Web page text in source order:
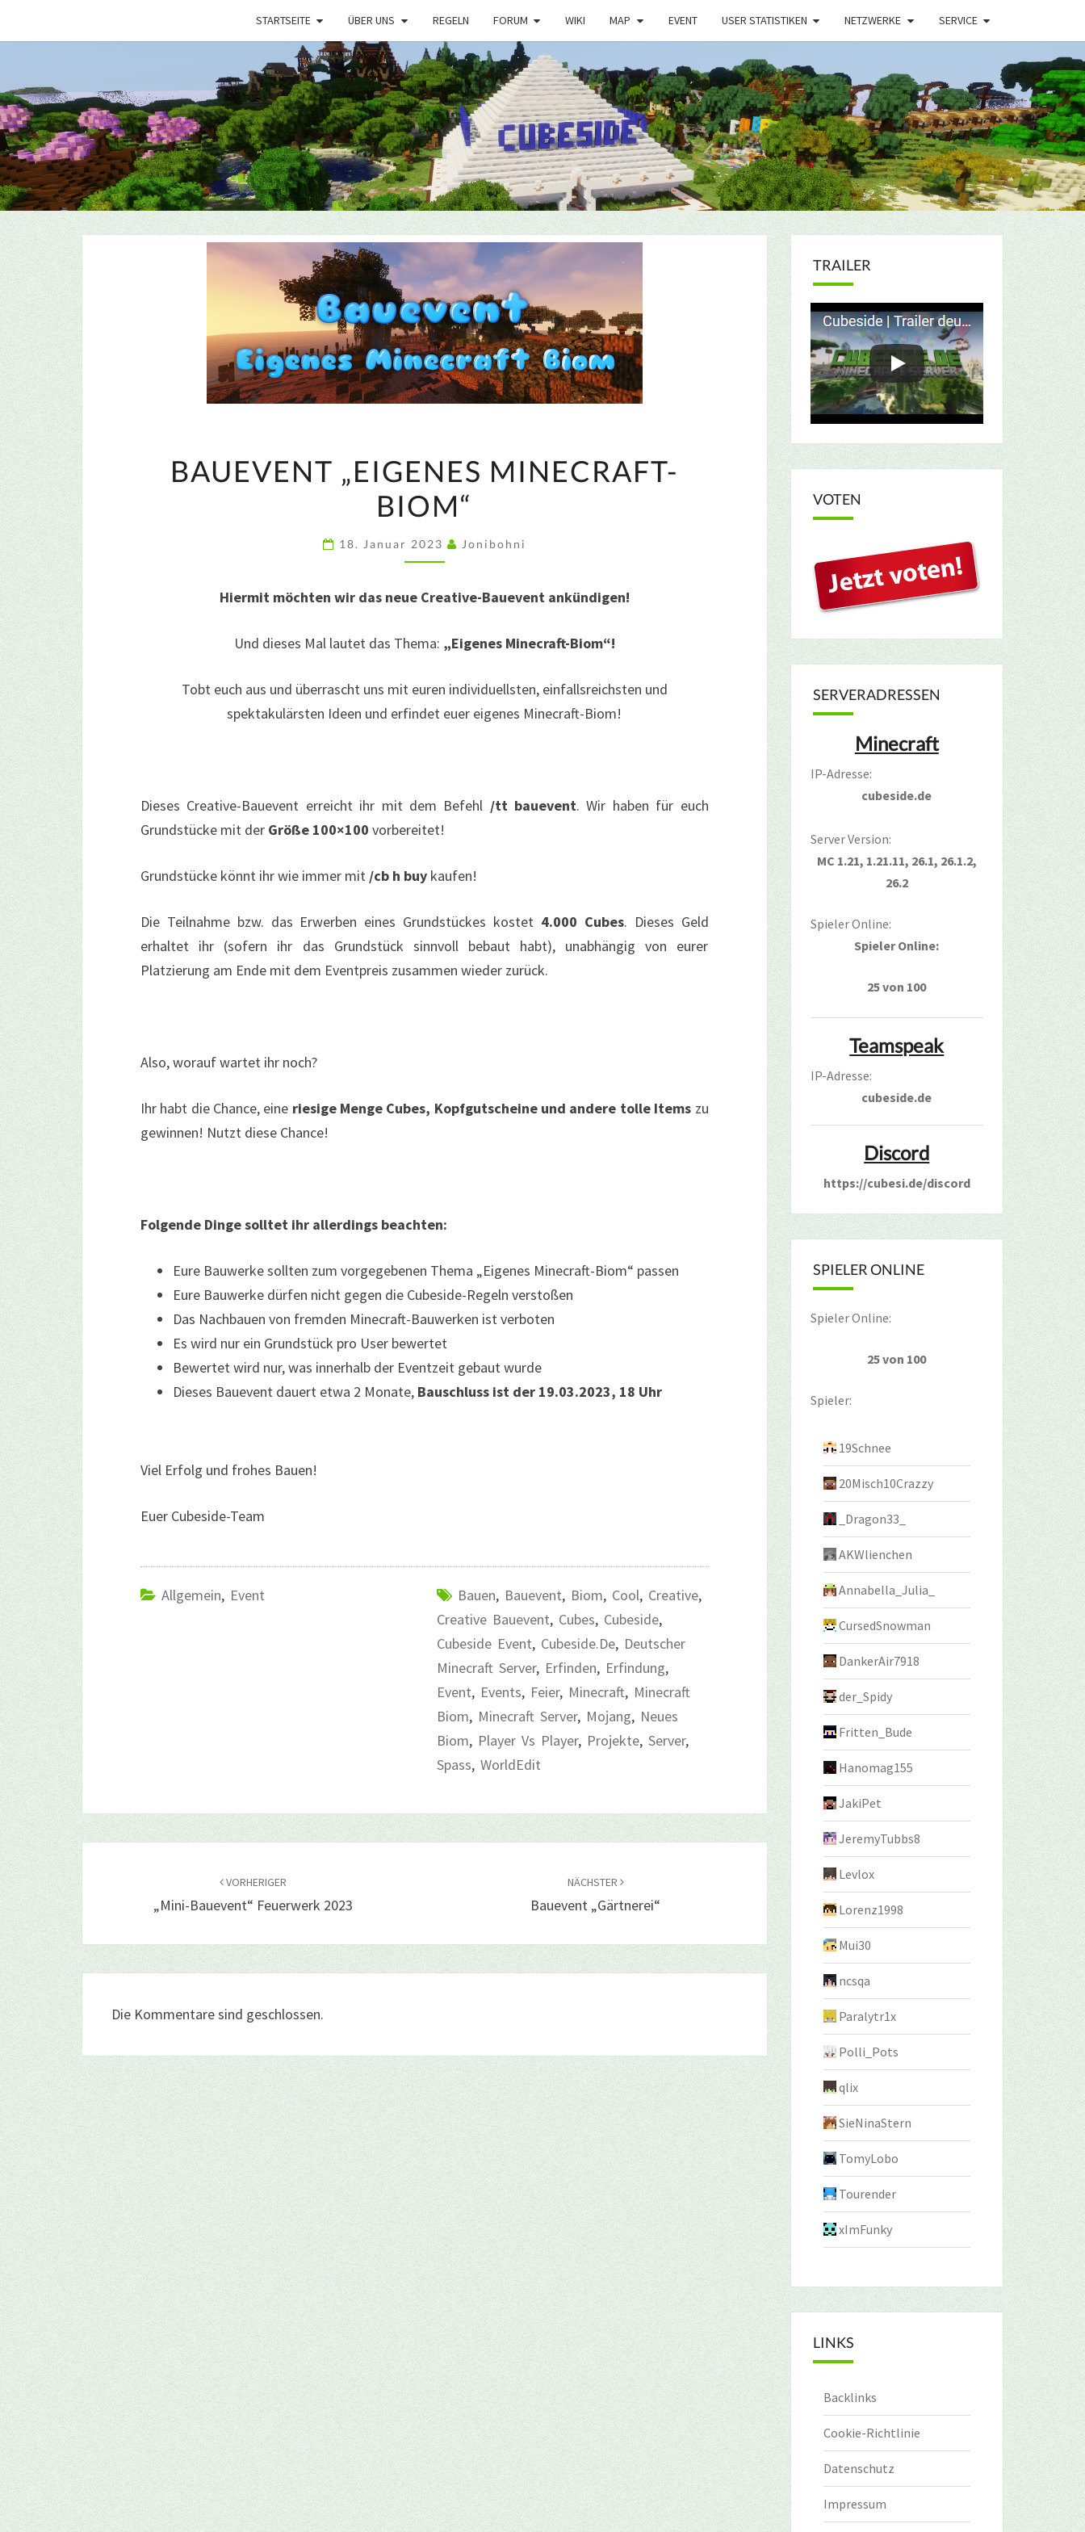
STARTSEITE ÜBER UNS REGELN FORUM WIKI MAP EVENT USER STATISTIKEN NETZWERKE SERVICE
„EIGENES
MINECRAFT-
BIOM“
BAUEVENT „EIGENES MINECRAFT-
BIOM“
18. Januar 2023 Jonibohni
Hiermit möchten wir das neue Creative-Bauevent ankündigen!
Und dieses Mal lautet das Thema: „Eigenes Minecraft-Biom“!
Tobt euch aus und überrascht uns mit euren individuellsten, einfallsreichsten und
spektakulärsten Ideen und erfindet euer eigenes Minecraft-Biom!
Dieses Creative-Bauevent erreicht ihr mit dem Befehl /tt bauevent. Wir haben für euch
Grundstücke mit der Größe 100×100 vorbereitet!
Grundstücke könnt ihr wie immer mit /cb h buy kaufen!
Die Teilnahme bzw. das Erwerben eines Grundstückes kostet 4.000 Cubes. Dieses Geld
erhaltet ihr (sofern ihr das Grundstück sinnvoll bebaut habt), unabhängig von eurer
Platzierung am Ende mit dem Eventpreis zusammen wieder zurück.
Also, worauf wartet ihr noch?
Ihr habt die Chance, eine riesige Menge Cubes, Kopfgutscheine und andere tolle Items zu
gewinnen! Nutzt diese Chance!
Folgende Dinge solltet ihr allerdings beachten:
Eure Bauwerke sollten zum vorgegebenen Thema „Eigenes Minecraft-Biom“ passen
Eure Bauwerke dürfen nicht gegen die Cubeside-Regeln verstoßen
Das Nachbauen von fremden Minecraft-Bauwerken ist verboten
Es wird nur ein Grundstück pro User bewertet
Bewertet wird nur, was innerhalb der Eventzeit gebaut wurde
Dieses Bauevent dauert etwa 2 Monate, Bauschluss ist der 19.03.2023, 18 Uhr
Viel Erfolg und frohes Bauen!
Euer Cubeside-Team
Allgemein, Event Bauen, Bauevent, Biom, Cool, Creative,
Creative Bauevent, Cubes, Cubeside,
Cubeside Event, Cubeside.de, Deutscher
Minecraft Server, Erfinden, Erfindung,
Event, Events, Feier, Minecraft, Minecraft
Biom, Minecraft Server, Mojang, Neues
Biom, Player Vs Player, Projekte, Server,
Spass, WorldEdit
VORHERIGER
„Mini-Bauevent“ Feuerwerk 2023
NÄCHSTER
Bauevent „Gärtnerei“
Die Kommentare sind geschlossen.
TRAILER
VOTEN
SERVERADRESSEN
Minecraft
IP-Adresse:
cubeside.de
Server Version:
MC 1.21, 1.21.11, 26.1, 26.1.2,
26.2
Spieler Online:
Spieler Online:
25 von 100
Teamspeak
IP-Adresse:
cubeside.de
Discord
https://cubesi.de/discord
SPIELER ONLINE
Spieler Online:
25 von 100
Spieler:
19Schnee
20Misch10Crazzy
_Dragon33_
AKWlienchen
Annabella_Julia_
CursedSnowman
DankerAir7918
der_Spidy
Fritten_Bude
Hanomag155
JakiPet
JeremyTubbs8
Levlox
Lorenz1998
Mui30
ncsqa
Paralytr1x
Polli_Pots
qlix
SieNinaStern
TomyLobo
Tourender
xImFunky
LINKS
Backlinks
Cookie-Richtlinie
Datenschutz
Impressum